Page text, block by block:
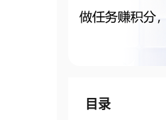
目录